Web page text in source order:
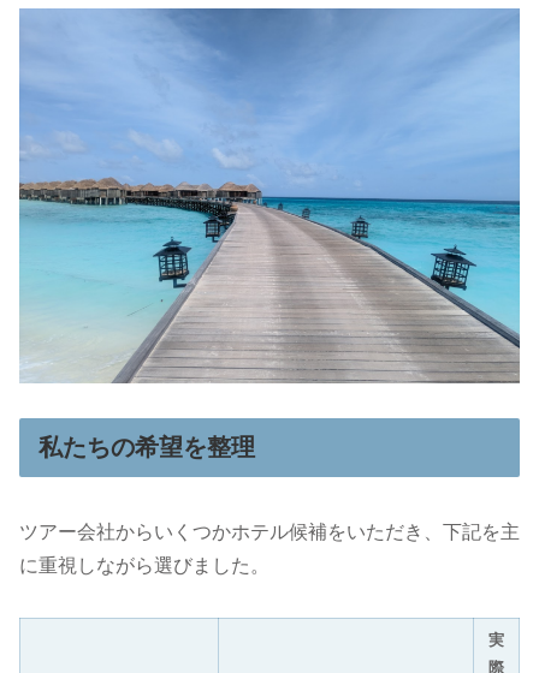
私たちの希望を整理
ツアー会社からいくつかホテル候補をいただき、下記を主
に重視しながら選びました。
実
際